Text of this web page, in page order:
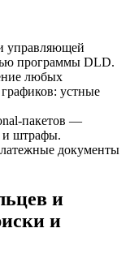
управляющей
программы DLD.
любых
устные
пакетов —
и штрафы.
документы
и
и